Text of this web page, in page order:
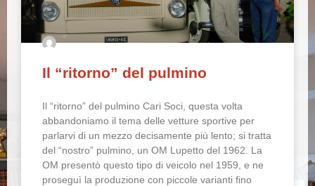
Il “ritorno” del pulmino
Il “ritorno” del pulmino Cari Soci, questa volta
abbandoniamo il tema delle vetture sportive per
parlarvi di un mezzo decisamente più lento; si tratta
del “nostro” pulmino, un OM Lupetto del 1962. La
OM presentò questo tipo di veicolo nel 1959, e ne
proseguì la produzione con piccole varianti fino